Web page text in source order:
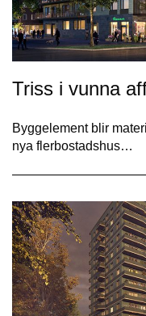
Triss i vunna
Byggelement blir
nya flerbostadshus…